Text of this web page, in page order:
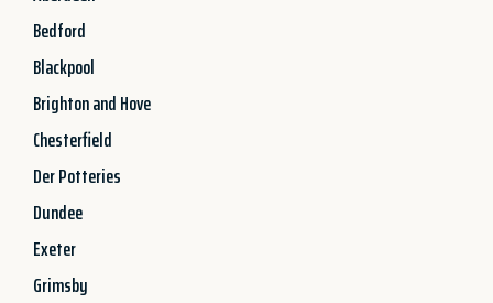
Bedford
Blackpool
Brighton and Hove
Chesterfield
Der Potteries
Dundee
Exeter
Grimsby